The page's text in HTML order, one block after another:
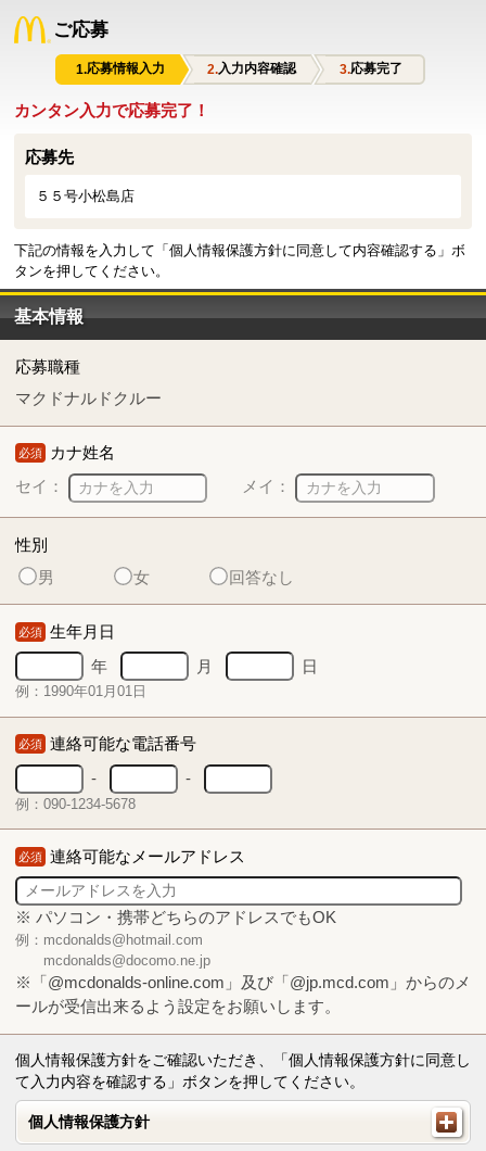
ご応募
応募情報入力 入力内容確認 応募完了
カンタン入力で応募完了！
応募先
５５号小松島店
下記の情報を入力して「個人情報保護方針に同意して内容確認する」ボ
タンを押してください。
基本情報
応募職種
マクドナルドクルー
必須 カナ姓名
セイ：
メイ：
性別
男
女 回答なし
必須 生年月日
年
月 日
例：1990年01月01日
必須 連絡可能な電話番号
-
-
例：090-1234-5678
必須 連絡可能なメールアドレス
※ パソコン・携帯どちらのアドレスでもOK
例：mcdonalds@hotmail.com
mcdonalds@docomo.ne.jp
※「@mcdonalds-online.com」及び「@jp.mcd.com」からのメ
ールが受信出来るよう設定をお願いします。
個人情報保護方針をご確認いただき、「個人情報保護方針に同意し
て入力内容を確認する」ボタンを押してください。
個人情報保護方針